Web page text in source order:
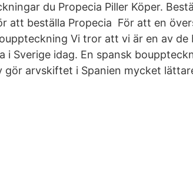
du Propecia Piller Köper.
att beställa Propecia För att en
Vi tror att vi är en av de
i Sverige idag. En spansk
arvskiftet i Spanien mycket